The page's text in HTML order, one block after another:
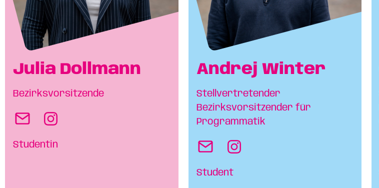
Julia Dollmann
Bezirksvorsitzende
Studentin
Andrej Winter
Stellvertretender
Bezirksvorsitzender für
Programmatik
Student